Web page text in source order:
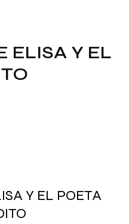
ELISA Y EL
Y EL POETA